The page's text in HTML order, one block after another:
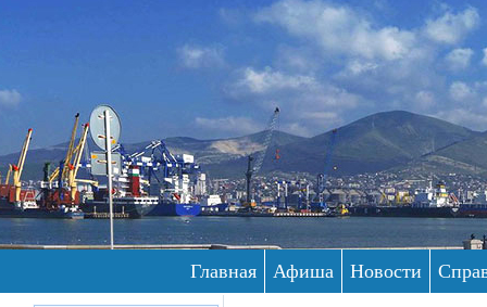
Главная Афиша Новости